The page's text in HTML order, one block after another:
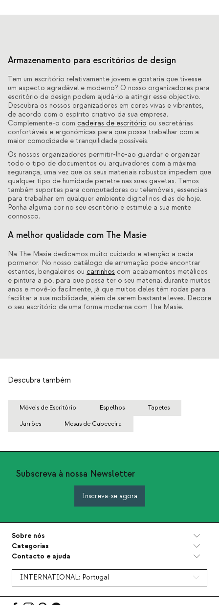
Armazenamento para escritórios de design
Tem um escritório relativamente jovem e gostaria que tivesse
um aspecto agradável e moderno? O nosso organizadores para
escritório de design podem ajudá-lo a atingir esse objectivo.
Descubra os nossos organizadores em cores vivas e vibrantes,
de acordo com o espírito criativo da sua empresa.
Complemente-o com cadeiras de escritório ou secretárias
confortáveis e ergonómicas para que possa trabalhar com a
maior comodidade e tranquilidade possíveis.
Os nossos organizadores permitir-lhe-ao guardar e organizar
todo o tipo de documentos ou arquivadores com a máxima
segurança, uma vez que os seus materiais robustos impedem que
qualquer tipo de humidade penetre nas suas gavetas. Temos
também suportes para computadores ou telemóveis, essenciais
para trabalhar em qualquer ambiente digital nos dias de hoje.
Ponha alguma cor no seu escritório e estimule a sua mente
connosco.
A melhor qualidade com The Masie
Na The Masie dedicamos muito cuidado e atenção a cada
pormenor. No nosso catálogo de arrumação pode encontrar
estantes, bengaleiros ou carrinhos com acabamentos metálicos
e pintura a pó, para que possa ter o seu material durante muitos
anos e movê-lo facilmente, já que muitos deles têm rodas para
facilitar a sua mobilidade, além de serem bastante leves. Decore
o seu escritório de uma forma moderna com The Masie.
Descubra também
Móveis de Escritório Espelhos Tapetes
Jarrões Mesas de Cabeceira
Subscreva à nossa Newsletter
Inscreva-se agora
Sobre nós
Categorias
Contacto e ajuda
INTERNATIONAL: Portugal